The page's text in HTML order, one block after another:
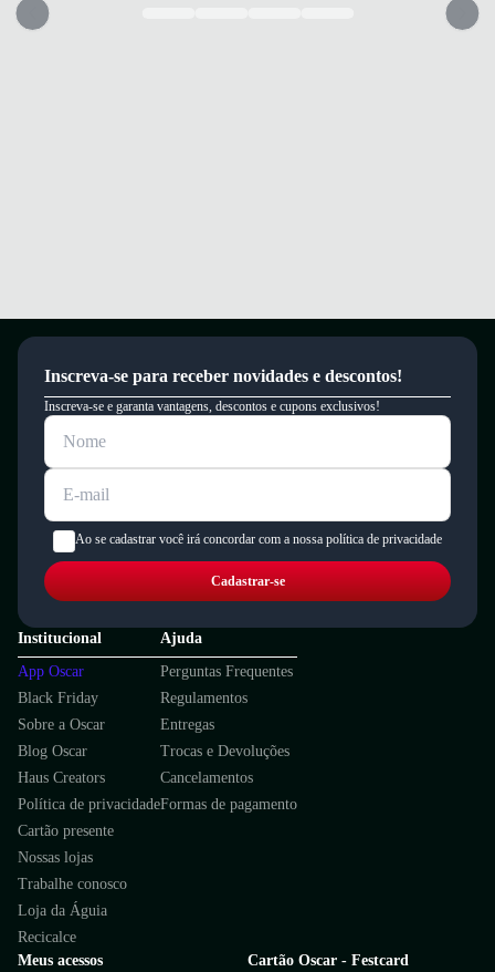
Inscreva-se para receber novidades e descontos!
Inscreva-se e garanta vantagens, descontos e cupons exclusivos!
Ao se cadastrar você irá concordar com a nossa política de privacidade
Cadastrar-se
Institucional
App Oscar
Black Friday
Sobre a Oscar
Blog Oscar
Haus Creators
Política de privacidade
Cartão presente
Nossas lojas
Trabalhe conosco
Loja da Águia
Recicalce
Ajuda
Perguntas Frequentes
Regulamentos
Entregas
Trocas e Devoluções
Cancelamentos
Formas de pagamento
Meus acessos
Cartão Oscar - Festcard